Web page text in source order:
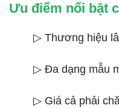
Ưu điểm nổi bật
▷ Thương hiệu
▷ Đa dạng mẫu
▷ Giá cả phải